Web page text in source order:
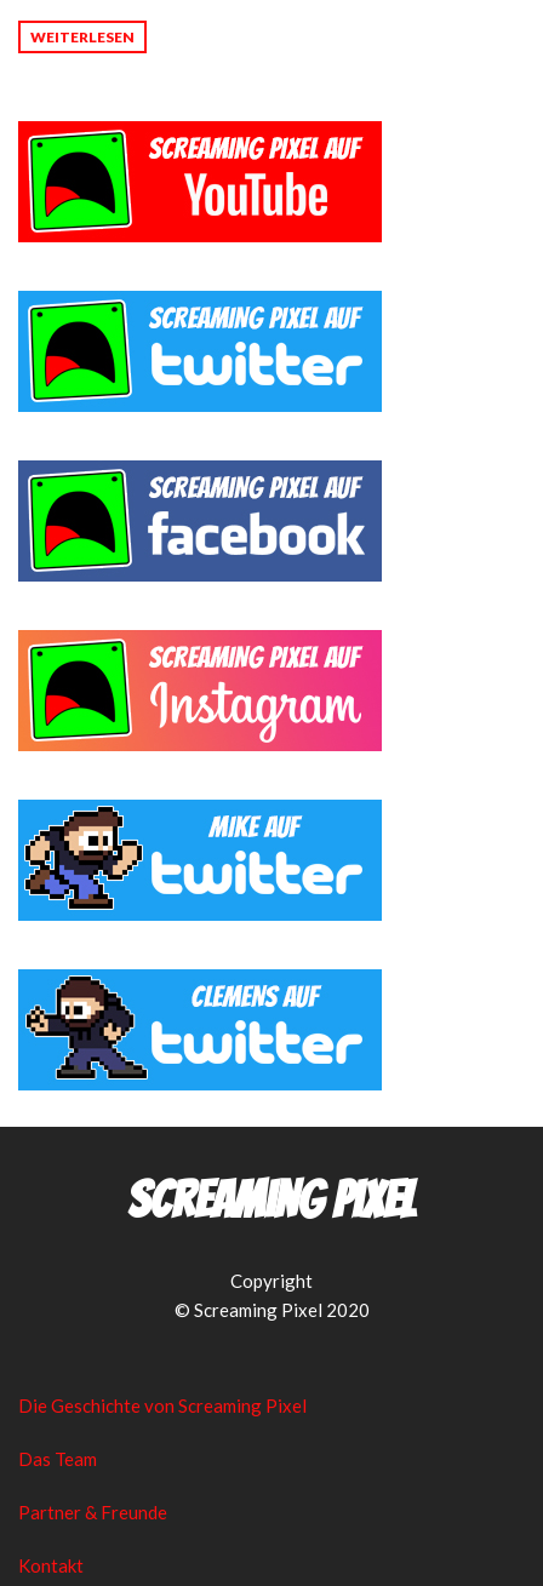
WEITERLESEN
Screaming Pixel
Copyright
© Screaming Pixel 2020
Die Geschichte von Screaming Pixel
Das Team
Partner & Freunde
Kontakt